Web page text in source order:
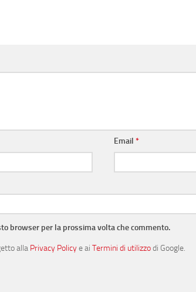
Email*
browser per la prossima volta che commento.
alla Privacy Policye ai Termini di utilizzodi Google.